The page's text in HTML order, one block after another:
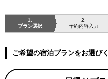
1
プラン選択
2
予約内容入力
ご希望の宿泊プランをお選びく